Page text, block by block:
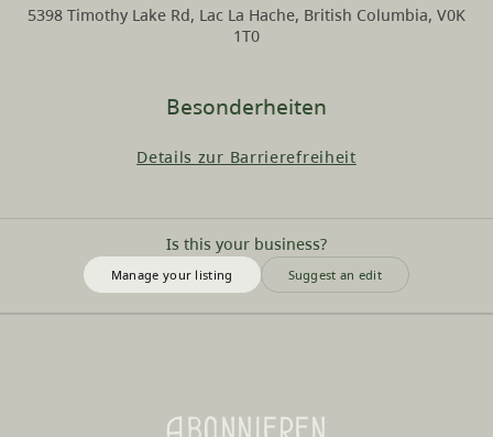
Besonderheiten
Details zur Barrierefreiheit
Is this your business?
Manage your listing Suggest an edit
5398 Timothy Lake Rd, Lac La Hache, British Columbia, V0K
1T0